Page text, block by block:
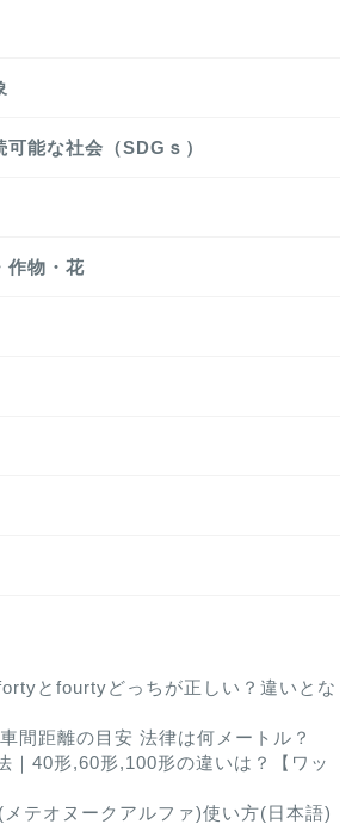
能な社会（SDGｓ）
作物・花
とfourtyどっちが正しい？違いとな
間距離の目安 法律は何メートル？
｜40形,60形,100形の違いは？【ワッ
テオヌークアルファ)使い方(日本語)